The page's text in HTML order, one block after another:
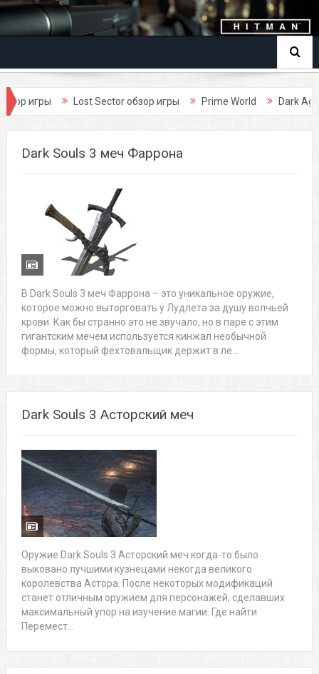
Lost Sector обзор игры Prime World Dark Age обзор
Dark Souls 3 меч Фаррона
В Dark Souls 3 меч Фаррона – это уникальное оружие,
которое можно выторговать у Лудлета за душу волчьей
крови. Как бы странно это не звучало, но в паре с этим
гигантским мечем используется кинжал необычной
формы, который фехтовальщик держит в ле...
Dark Souls 3 Асторский меч
Оружие Dark Souls 3 Асторский меч когда-то было
выковано лучшими кузнецами некогда великого
королевства Астора. После некоторых модификаций
станет отличным оружием для персонажей, сделавших
максимальный упор на изучение магии. Где найти
Перемест...